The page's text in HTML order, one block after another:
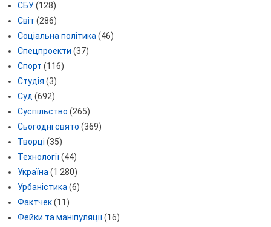
СБУ(128)
Світ (286)
Соціальна політика (46)
Спецпроекти (37)
Спорт (116)
Студія (3)
Суд (692)
Суспільство (265)
Сьогодні свято (369)
Творці (35)
Технології(44)
Україна (1 280)
Урбаністика (6)
Фактчек(11)
Фейки та маніпуляції(16)